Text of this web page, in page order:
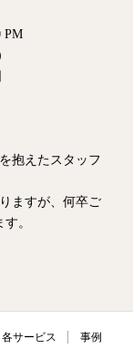
PM
抱えたスタッフ
ますが、何卒ご
。
各サービス 事例